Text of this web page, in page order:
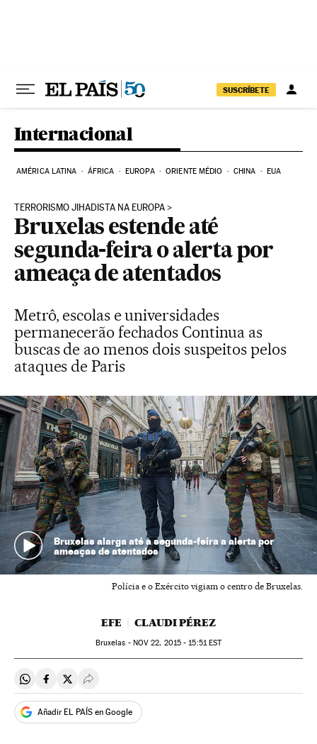
SUSCRÍBETE
Internacional
AMÉRICA LATINA ÁFRICA EUROPA ORIENTE MÉDIO CHINA EUA
TERRORISMO JIHADISTA NA EUROPA
Bruxelas estende até
segunda-feira o alerta por
ameaça de atentados
Metrô, escolas e universidades
permanecerão fechados Continua as
buscas de ao menos dois suspeitos pelos
ataques de Paris
Bruxelas alarga até a segunda-feira a alerta por
ameaças de atentados
Polícia e o Exército vigiam o centro de Bruxelas.
EFE CLAUDI PÉREZ
Bruxelas - NOV 22, 2015 - 15:51EST
Compartir en Whatsapp
Compartir en Facebook
Compartir en Twitter
Desplegar Redes Sociales
Añadir EL PAÍS en Google